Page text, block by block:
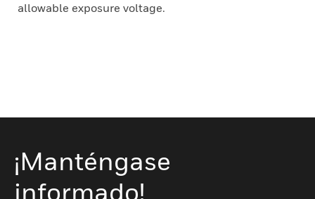
allowable exposure voltage.
¡Manténgase
informado!